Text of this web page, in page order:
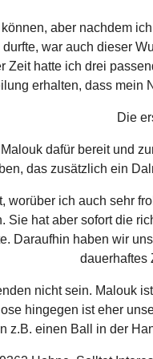
aber nachdem
war auch dieser
Zeit hatte ich drei
erhalten, dass mein
Die
dafür bereit und
das zusätzlich ein
ich auch sehr
Sie hat aber sofort die
Daraufhin haben wir
dauerhaftes
nicht sein. Malouk
hingegen ist eher
z.B. einen Ball in der